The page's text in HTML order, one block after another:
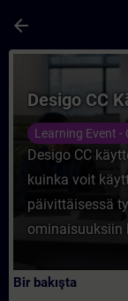
arrow_back
Kurs -
Desigo CC
Learning Event -
Desigo CC
kuinka voit
päivittäisessä
ominaisuuksiin
Bir bakışta